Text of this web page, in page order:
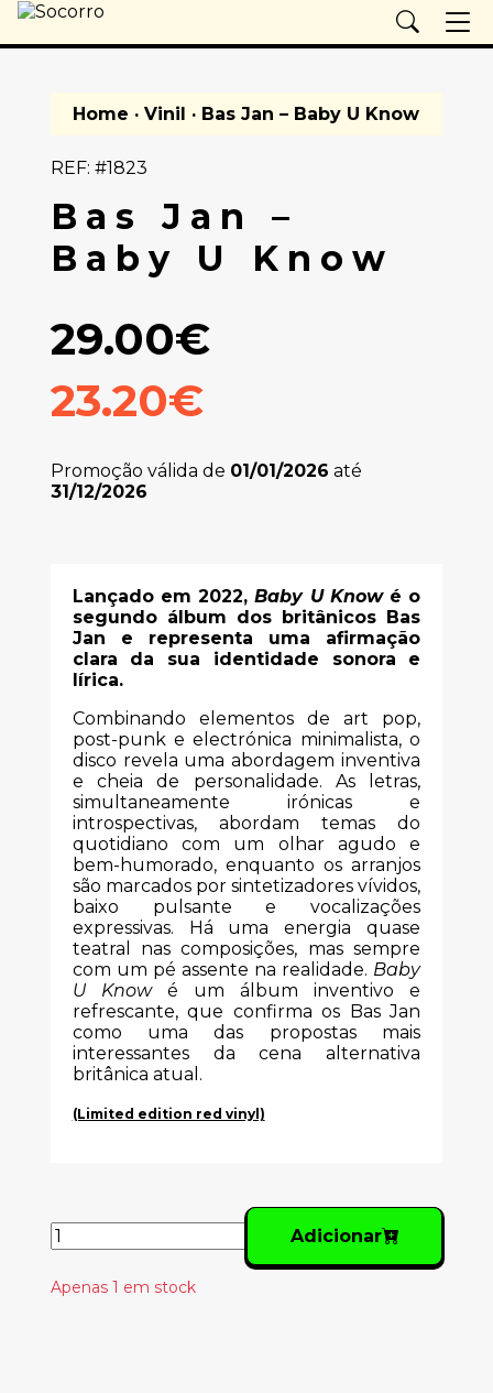
Home · Vinil · Bas Jan – Baby U Know
REF: #1823
Bas Jan –
Baby U Know
29.00€
23.20€
Promoção válida de 01/01/2026 até
31/12/2026
Lançado em 2022,Baby U Knowé o
segundo álbum dos britânicos Bas
Jan e representa uma afirmação
clara da sua identidade sonora e
lírica.
Combinando elementos de art pop,
post-punk e electrónica minimalista, o
disco revela uma abordagem inventiva
e cheia de personalidade. As letras,
simultaneamente irónicas e
introspectivas, abordam temas do
quotidiano com um olhar agudo e
bem-humorado, enquanto os arranjos
são marcados por sintetizadores vívidos,
baixo pulsante e vocalizações
expressivas. Há uma energia quase
teatral nas composições, mas sempre
com um pé assente na realidade. Baby
U Knowé um álbum inventivo e
refrescante, que confirma os Bas Jan
como uma das propostas mais
interessantes da cena alternativa
britânica atual.
(Limited edition red vinyl)
Adicionar
Apenas 1 em stock